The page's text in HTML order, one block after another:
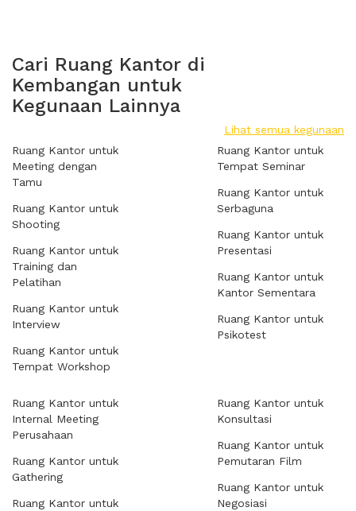
Cari Ruang Kantor di
Kembangan untuk
Kegunaan Lainnya
Lihat semua kegunaan
Ruang Kantor untuk
Meeting dengan
Tamu
Ruang Kantor untuk
Shooting
Ruang Kantor untuk
Training dan
Pelatihan
Ruang Kantor untuk
Interview
Ruang Kantor untuk
Tempat Workshop
Ruang Kantor untuk
Tempat Seminar
Ruang Kantor untuk
Serbaguna
Ruang Kantor untuk
Presentasi
Ruang Kantor untuk
Kantor Sementara
Ruang Kantor untuk
Psikotest
Ruang Kantor untuk
Internal Meeting
Perusahaan
Ruang Kantor untuk
Gathering
Ruang Kantor untuk
Ruang Kantor untuk
Konsultasi
Ruang Kantor untuk
Pemutaran Film
Ruang Kantor untuk
Negosiasi